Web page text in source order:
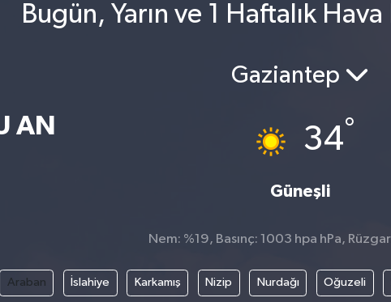
Bugün, Yarın ve 1 Haftalık
AN
Gaziantep
34°
Güneşli
Nem: %19, Basınç: 1003 hpa hPa,
Araban İslahiye Karkamış Nizip Nurdağı Oğuzeli